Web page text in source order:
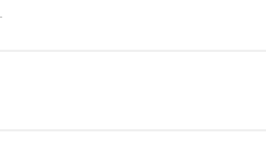
je­man­den